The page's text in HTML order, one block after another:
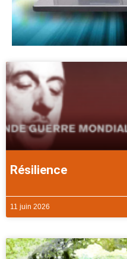
Résilience
11 juin 2026